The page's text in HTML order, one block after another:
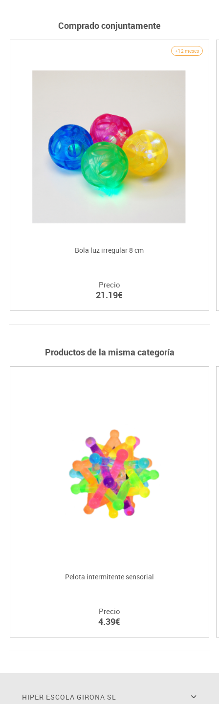
Comprado conjuntamente
+12 meses
Bola luz irregular 8 cm
Precio
21.19€
Productos de la misma categoría
Pelota intermitente sensorial
Precio
4.39€
HIPER ESCOLA GIRONA SL